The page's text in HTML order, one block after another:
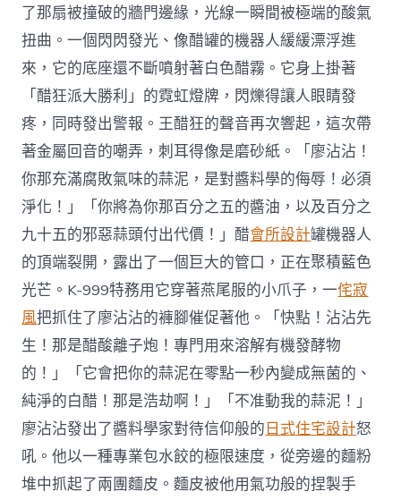
了那扇被撞破的牆門邊緣，光線一瞬間被極端的酸氣
扭曲。一個閃閃發光、像醋罐的機器人緩緩漂浮進
來，它的底座還不斷噴射著白色醋霧。它身上掛著
「醋狂派大勝利」的霓虹燈牌，閃爍得讓人眼睛發
疼，同時發出警報。王醋狂的聲音再次響起，這次帶
著金屬回音的嘲弄，刺耳得像是磨砂紙。「廖沾沾！
你那充滿腐敗氣味的蒜泥，是對醬料學的侮辱！必須
淨化！」「你將為你那百分之五的醬油，以及百分之
九十五的邪惡蒜頭付出代價！」醋會所設計罐機器人
的頂端裂開，露出了一個巨大的管口，正在聚積藍色
光芒。K-999特務用它穿著燕尾服的小爪子，一侘寂
風把抓住了廖沾沾的褲腳催促著他。「快點！沾沾先
生！那是醋酸離子炮！專門用來溶解有機發酵物
的！」「它會把你的蒜泥在零點一秒內變成無菌的、
純淨的白醋！那是浩劫啊！」「不准動我的蒜泥！」
廖沾沾發出了醬料學家對待信仰般的日式住宅設計怒
吼。他以一種專業包水餃的極限速度，從旁邊的麵粉
堆中抓起了兩團麵皮。麵皮被他用氣功般的捏製手